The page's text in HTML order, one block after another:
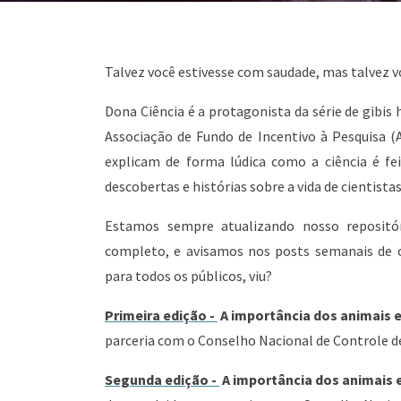
Talvez você estivesse com saudade, mas talvez
Dona Ciência é a protagonista da série de gibis
Associação de Fundo de Incentivo à Pesquisa
explicam de forma lúdica como a ciência é
descobertas e histórias sobre a vida de
Estamos sempre atualizando nosso
completo, e avisamos nos posts semanais
para todos os públicos, viu?
Primeira edição - A importância dos animais
parceria com o Conselho Nacional de Controle
Segunda edição - A importância dos animais